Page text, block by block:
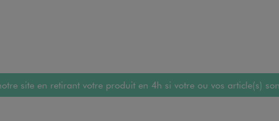
site en retirant votre produit en 4h si votre ou vos article(s)